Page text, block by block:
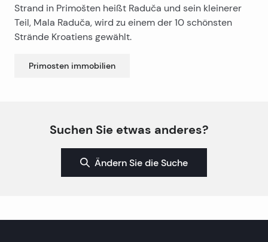
Strand in Primošten heißt Raduča und sein kleinerer
Teil, Mala Raduča, wird zu einem der 10 schönsten
Strände Kroatiens gewählt.
Primosten immobilien
Suchen Sie etwas anderes?
Ändern Sie die Suche